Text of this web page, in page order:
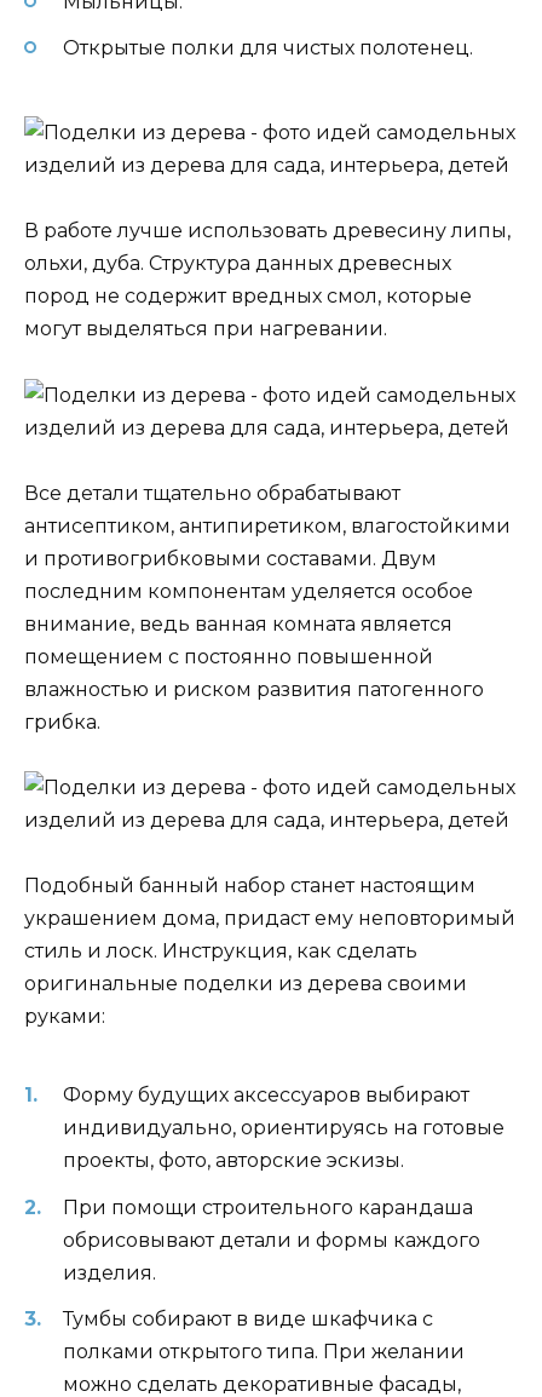
Открытые полки для чистых полотенец.
В работе лучше использовать древесину липы,
ольхи, дуба. Структура данных древесных
пород не содержит вредных смол, которые
могут выделяться при нагревании.
Все детали тщательно обрабатывают
антисептиком, антипиретиком, влагостойкими
и противогрибковыми составами. Двум
последним компонентам уделяется особое
внимание, ведь ванная комната является
помещением с постоянно повышенной
влажностью и риском развития патогенного
грибка.
Подобный банный набор станет настоящим
украшением дома, придаст ему неповторимый
стиль и лоск. Инструкция, как сделать
оригинальные поделки из дерева своими
руками:
Форму будущих аксессуаров выбирают
индивидуально, ориентируясь на готовые
проекты, фото, авторские эскизы.
При помощи строительного карандаша
обрисовывают детали и формы каждого
изделия.
Тумбы собирают в виде шкафчика с
полками открытого типа. При желании
можно сделать декоративные фасады,